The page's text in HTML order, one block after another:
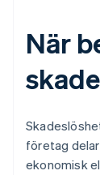
När
företag
ekonomisk